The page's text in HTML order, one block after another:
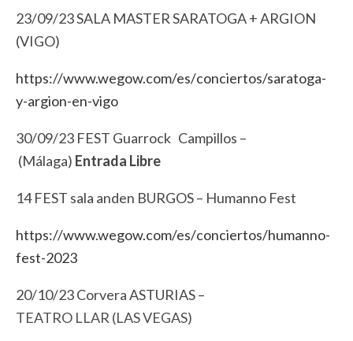
23/09/23 SALA MASTERSARATOGA+ ARGION
(VIGO)
https://www.wegow.com/es/conciertos/saratoga-
y-argion-en-vigo
30/09/23 FEST Guarrock Campillos –
(Málaga) Entrada Libre
14 FEST sala anden BURGOS – Humanno Fest
https://www.wegow.com/es/conciertos/humanno-
fest-2023
20/10/23 Corvera ASTURIAS –
TEATRO LLAR (LAS VEGAS)